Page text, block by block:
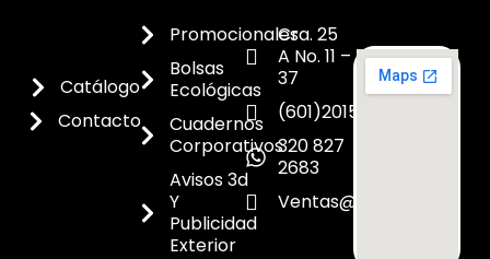
Catálogo
Contacto
Promocionales
Bolsas
Ecológicas
Cuadernos
Corporativos
Avisos 3d
Y
Publicidad
Exterior
Cra. 25
A No. 11 –
37
(601)2015300
320 827
2683
Ventas@dicoes.co